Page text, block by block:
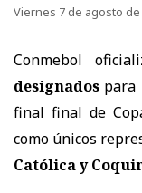
Viernes 7 de agosto de
Conmebol
designados para
final final de
como únicos
Católica y